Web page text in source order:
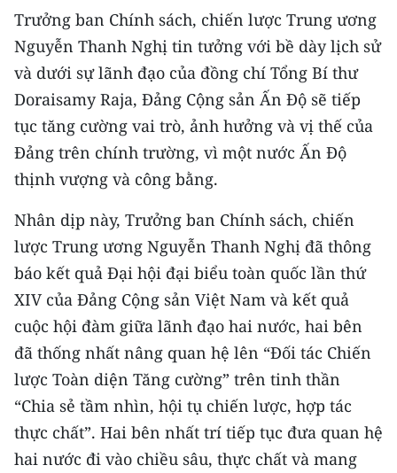
Trung du và miền núi phía Bắc
Đồng bằng sông Hồng
Bắc Trung Bộ
Duyên hải Nam Trung Bộ và Tây
Nguyên
Đồng bằng sông Cửu Long
Chuyên trang Hà Nội
Chuyên trang TP. Hồ Chí Minh
CHUYÊN ĐỀ
CÁC CHUYÊN TRANG
VỀ BÁO NHÂN DÂN
Trưởng ban Chính sách, chiến lược Trung ương
Nguyễn Thanh Nghị tin tưởng với bề dày lịch sử
và dưới sự lãnh đạo của đồng chí Tổng Bí thư
Doraisamy Raja, Đảng Cộng sản Ấn Độ sẽ tiếp
tục tăng cường vai trò, ảnh hưởng và vị thế của
Đảng trên chính trường, vì một nước Ấn Độ
thịnh vượng và công bằng.
Nhân dịp này, Trưởng ban Chính sách, chiến
lược Trung ương Nguyễn Thanh Nghị đã thông
báo kết quả Đại hội đại biểu toàn quốc lần thứ
XIV của Đảng Cộng sản Việt Nam và kết quả
cuộc hội đàm giữa lãnh đạo hai nước, hai bên
đã thống nhất nâng quan hệ lên “Đối tác Chiến
lược Toàn diện Tăng cường” trên tinh thần
“Chia sẻ tầm nhìn, hội tụ chiến lược, hợp tác
thực chất”. Hai bên nhất trí tiếp tục đưa quan hệ
hai nước đi vào chiều sâu, thực chất và mang